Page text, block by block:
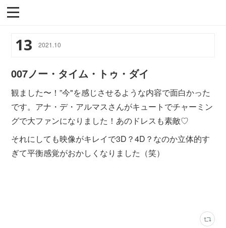
13 2021 .10
007ノー・タイム・トゥ・ダイ
観ました〜！”今"を感じさせるような内容で面白かった
です。アナ・デ・アルマスさんがキュートでチャーミン
グで大ファンになりました！あのドレスも素敵♡
それにしても映像がキレイで3D？4D？なのか立体的す
ぎて平衡感覚がおかしくなりました（笑）